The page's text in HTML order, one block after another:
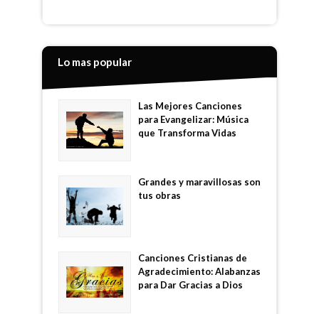
Lo mas popular
Las Mejores Canciones
para Evangelizar: Música
que Transforma Vidas
Grandes y maravillosas son
tus obras
Canciones Cristianas de
Agradecimiento: Alabanzas
para Dar Gracias a Dios